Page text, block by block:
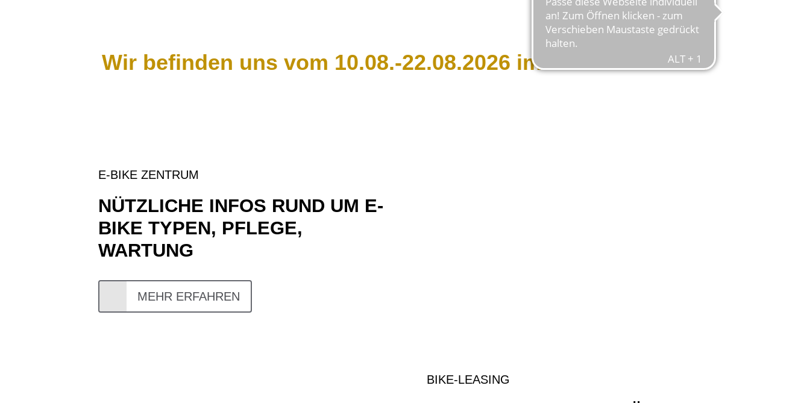
Wir befinden uns vom 10.08.-22.08.2026 im Sommerurlaub!
E-BIKE ZENTRUM
NÜTZLICHE INFOS RUND UM E-
BIKE TYPEN, PFLEGE,
WARTUNG
MEHR ERFAHREN
BIKE-LEASING